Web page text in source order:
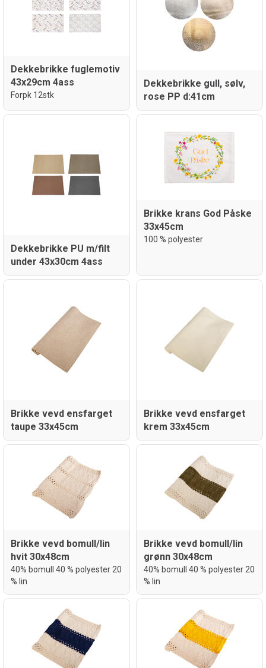
Dekkebrikke fuglemotiv
43x29cm 4ass
Forpk 12stk
Dekkebrikke gull, sølv,
rose PP d:41cm
Dekkebrikke PU m/filt
under 43x30cm 4ass
Brikke krans God Påske
33x45cm
100 % polyester
Brikke vevd ensfarget
taupe 33x45cm
Brikke vevd ensfarget
krem 33x45cm
Brikke vevd bomull/lin
hvit 30x48cm
40% bomull 40 % polyester 20
% lin
Brikke vevd bomull/lin
grønn 30x48cm
40% bomull 40 % polyester 20
% lin